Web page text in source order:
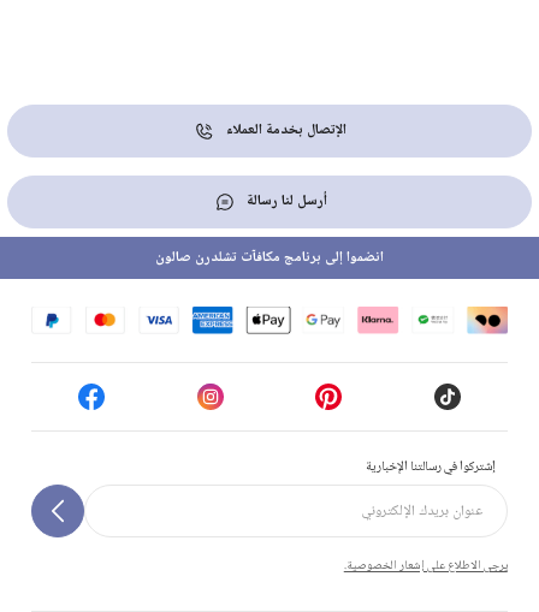
الإتصال بخدمة العملاء
أرسل لنا رسالة
إشتركوا في رسالتنا الإخبارية
يرجى الاطلاع على إشعار الخصوصية.
انضموا إلى برنامج مكافآت تشلدرن صالون